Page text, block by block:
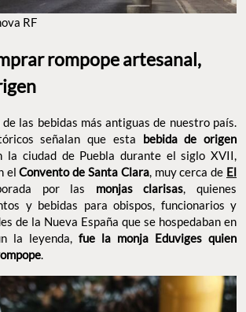
RF
rompope artesanal,
las bebidas más antiguas de nuestro país.
señalan que esta bebida de origen
la ciudad de Puebla durante el siglo XVII,
elConvento de Santa Clara, muy cerca de El
por las monjas clarisas, quienes
y bebidas para obispos, funcionarios y
de la Nueva España que se hospedaban en
la leyenda, fue la monja Eduviges quien
.